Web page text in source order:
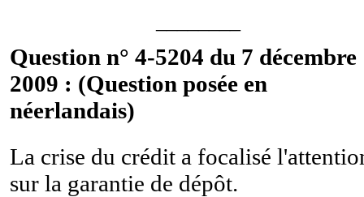
Question n° 4-5204 du 7 décembre
2009 : (Question posée en
néerlandais)
La crise du crédit a focalisé
sur la garantie de dépôt.